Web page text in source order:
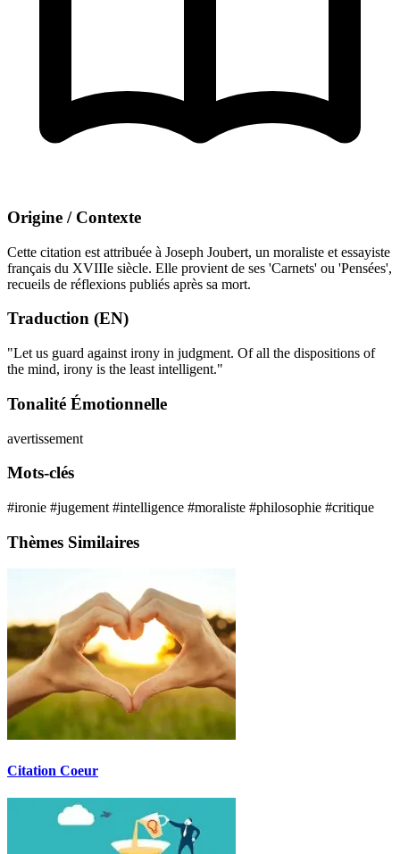
Origine / Contexte
Cette citation est attribuée à Joseph Joubert, un moraliste et essayiste
français du XVIIIe siècle. Elle provient de ses 'Carnets' ou 'Pensées',
recueils de réflexions publiés après sa mort.
Traduction (EN)
"Let us guard against irony in judgment. Of all the dispositions of
the mind, irony is the least intelligent."
Tonalité Émotionnelle
avertissement
Mots-clés
#ironie #jugement #intelligence #moraliste #philosophie #critique
Thèmes Similaires
Citation Coeur